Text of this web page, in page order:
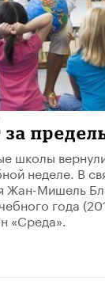
школы
неделе. В
Жан-Мишель
года
«Среда».